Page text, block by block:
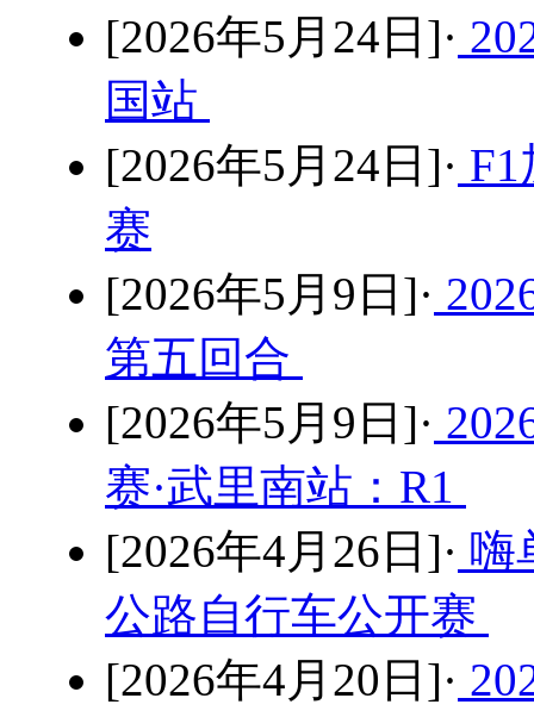
[2026年5月24日]·
国站
[2026年5月24日]·
赛
[2026年5月9日]·
第五回合
[2026年5月9日]·
赛·武里南站：R1
[2026年4月26日]· 嗨
公路自行车公开赛
[2026年4月20日]·